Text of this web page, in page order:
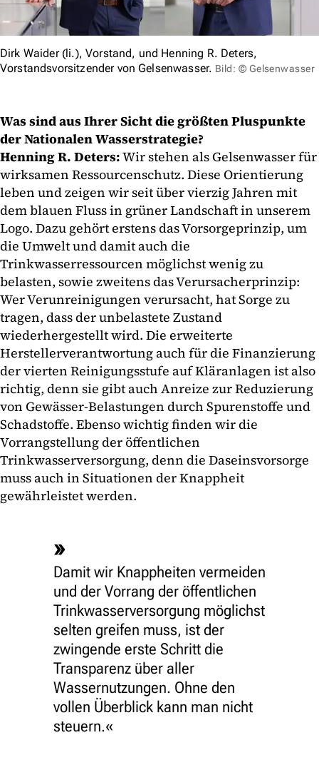
Dirk Waider (li.), Vorstand, und Henning R. Deters,
Vorstandsvorsitzender von Gelsenwasser. Bild: © Gelsenwasser
Was sind aus Ihrer Sicht die größten Pluspunkte
der Nationalen Wasserstrategie?
Henning R. Deters:Wir stehen als Gelsenwasser für
wirksamen Ressourcenschutz. Diese Orientierung
leben und zeigen wir seit über vierzig Jahren mit
dem blauen Fluss in grüner Landschaft in unserem
Logo. Dazu gehört erstens das Vorsorgeprinzip, um
die Umwelt und damit auch die
Trinkwasserressourcen möglichst wenig zu
belasten, sowie zweitens das Verursacherprinzip:
Wer Verunreinigungen verursacht, hat Sorge zu
tragen, dass der unbelastete Zustand
wiederhergestellt wird. Die erweiterte
Herstellerverantwortung auch für die Finanzierung
der vierten Reinigungsstufe auf Kläranlagen ist also
richtig, denn sie gibt auch Anreize zur Reduzierung
von Gewässer-Belastungen durch Spurenstoffe und
Schadstoffe. Ebenso wichtig finden wir die
Vorrangstellung der öffentlichen
Trinkwasserversorgung, denn die Daseinsvorsorge
muss auch in Situationen der Knappheit
gewährleistet werden.
Damit wir Knappheiten vermeiden
und der Vorrang der öffentlichen
Trinkwasserversorgung möglichst
selten greifen muss, ist der
zwingende erste Schritt die
Transparenz über aller
Wassernutzungen. Ohne den
vollen Überblick kann man nicht
steuern.